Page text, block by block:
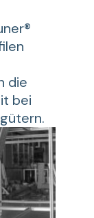
die
bei